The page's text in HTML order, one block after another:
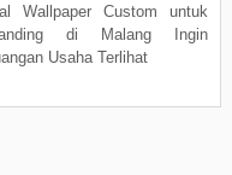
Wallpaper Custom untuk
di Malang Ingin
Usaha Terlihat